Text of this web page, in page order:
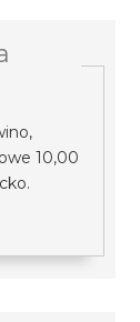
10,00